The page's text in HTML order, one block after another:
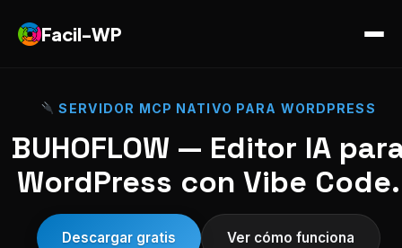
Facil-WP
SERVIDOR MCP NATIVO PARA WORDPRESS
BUHOFLOW — Editor IA
WordPress con Vibe Code.
Descargar gratis Ver cómo funciona